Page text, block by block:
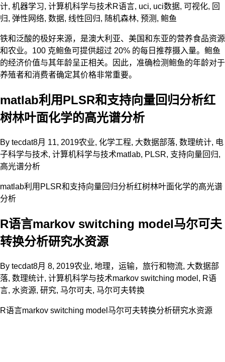
计, 机器学习, 计算机科学与技术R语言, uci, uci数据, 可视化, 回
归, 弹性网络, 数据, 线性回归, 随机森林, 预测 , 鲍鱼
铁和泛酸的极好来源，是澳大利亚、美国和东亚的营养食品资源
和农业。100 克鲍鱼可提供超过 20% 的每日推荐摄入量。鲍鱼
的经济价值与其年龄呈正相关。因此，准确检测鲍鱼的年龄对于
养殖者和消费者确定其价格非常重要。
matlab利用PLSR和支持向量回归分析红
树林叶面化学的高光谱分析
By tecdat8月 11, 2019农业, 化学工程, 大数据部落, 数理统计, 电
子科学与技术, 计算机科学与技术matlab, PLSR, 支持向量回归,
高光谱分析
matlab利用PLSR和支持向量回归分析红树林叶面化学的高光谱
分析
R语言markov switching model马尔可夫
转换分析研究水资源
By tecdat8月 8, 2019农业, 地理，运输，旅行和物流, 大数据部
落, 数理统计, 计算机科学与技术markov switching model , R语
言, 水资源, 研究, 马尔可夫, 马尔可夫转换
R语言markov switching model马尔可夫转换分析研究水资源